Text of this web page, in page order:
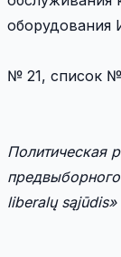
оборудования
№ 21, список
Политическая
liberalų sąjūdis»